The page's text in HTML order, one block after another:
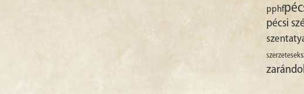
pphf
pécsi
szerzetesek